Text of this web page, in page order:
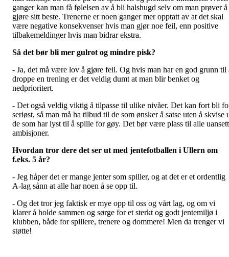
ganger kan man få følelsen av å bli halshugd selv om man prøver å
gjøre sitt beste. Trenerne er noen ganger mer opptatt av at det skal
være negative konsekvenser hvis man gjør noe feil, enn positive
tilbakemeldinger hvis man bidrar ekstra.
Så det bør bli mer gulrot og mindre pisk?
- Ja, det må være lov å gjøre feil. Og hvis man har en god grunn til
droppe en trening er det veldig dumt at man blir benket og
nedprioritert.
- Det også veldig viktig å tilpasse til ulike nivåer. Det kan fort bli
seriøst, så man må ha tilbud til de som ønsker å satse uten å skvise
de som har lyst til å spille for gøy. Det bør være plass til alle uansett
ambisjoner.
Hvordan tror dere det ser ut med jentefotballen i Ullern om
f.eks. 5 år?
- Jeg håper det er mange jenter som spiller, og at det er et ordentlig
A-lag sånn at alle har noen å se opp til.
- Og det tror jeg faktisk er mye opp til oss og vårt lag, og om vi
klarer å holde sammen og sørge for et sterkt og godt jentemiljø i
klubben, både for spillere, trenere og dommere! Men da trenger vi
støtte!